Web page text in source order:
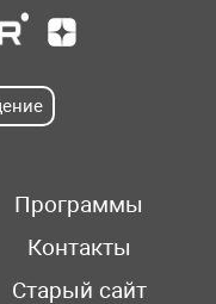
Программы
Контакты
Старый сайт